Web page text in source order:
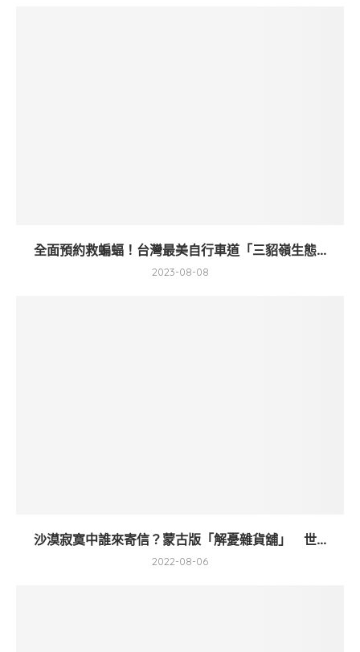
全面預約救蝙蝠！台灣最美自行車道「三貂嶺生態...
2023-08-08
沙漠寂寞中誰來寄信？蒙古版「解憂雜貨舖」 世...
2022-08-06